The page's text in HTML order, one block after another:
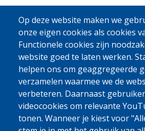
Cookieverklaring Privacy, copyright en
Op deze website maken we
onze eigen cookies als cookies
Functionele cookies zijn
website goed te laten werken.
helpen ons om geaggregeerde
verzamelen waarmee we de
verbeteren. Daarnaast
videocookies om relevante
tonen. Wanneer je kiest voor